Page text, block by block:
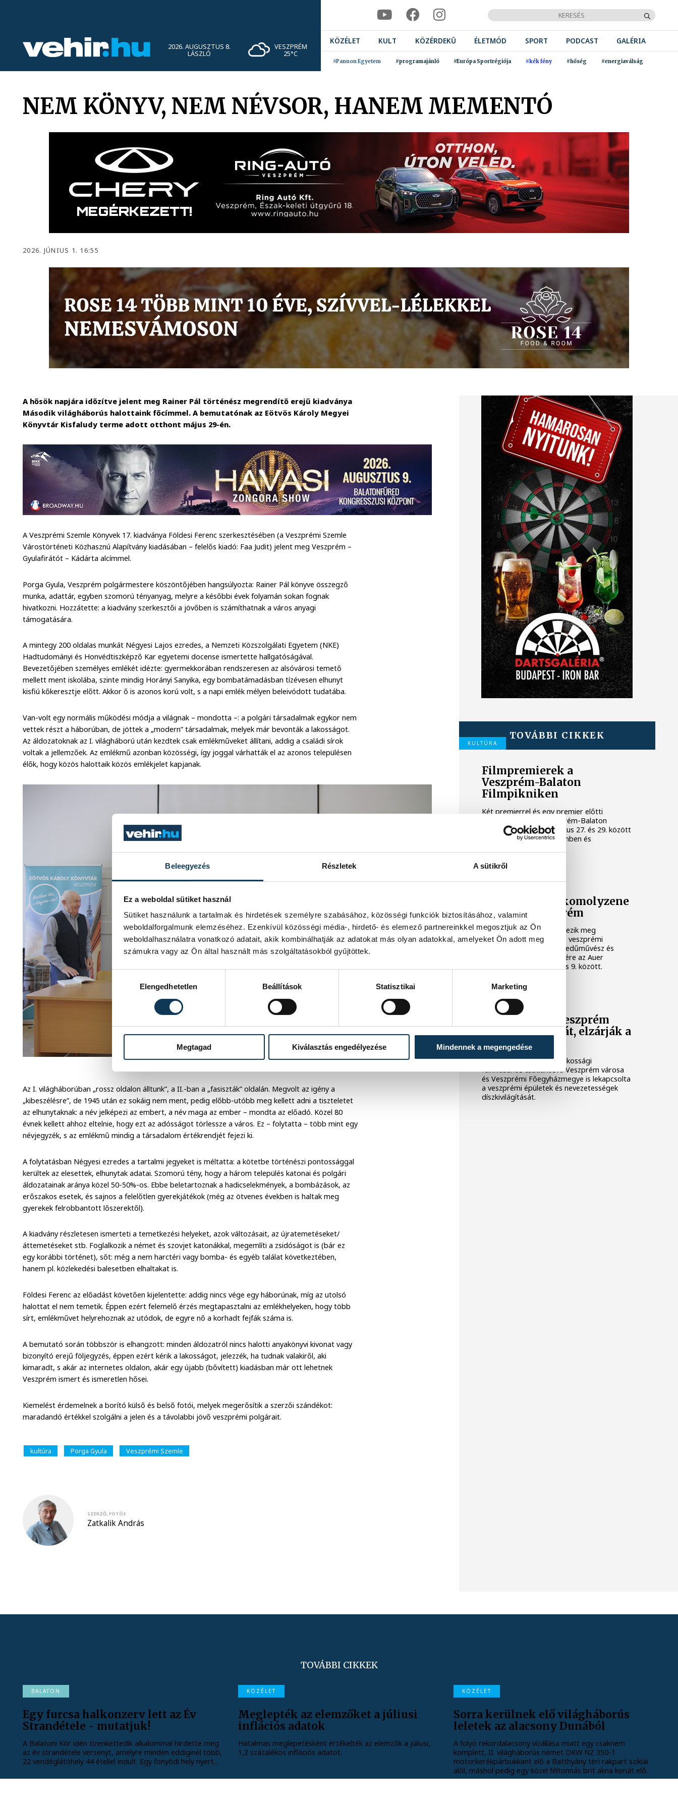
Beleegyezés Részletek A sütikről
Ez a weboldal sütiket használ
Sütiket használunk a tartalmak és hirdetések személyre szabásához, közösségi funkciók biztosításához, valamint
weboldalforgalmunk elemzéséhez. Ezenkívül közösségi média-, hirdető- és elemező partnereinkkel megosztjuk az Ön
weboldalhasználatra vonatkozó adatait, akik kombinálhatják az adatokat más olyan adatokkal, amelyeket Ön adott meg
számukra vagy az Ön által használt más szolgáltatásokból gyűjtöttek.
Elengedhetetlen
Beállítások Statisztikai Marketing
Megtagad Kiválasztás engedélyezése Mindennek a megengedése
2026. AUGUSZTUS 8.
LÁSZLÓ
VESZPRÉM
25°C
KÖZÉLET KULT KÖZÉRDEKŰ ÉLETMÓD SPORT PODCAST GALÉRIA
#Pannon Egyetem #programajánló #Európa Sportrégiója #kék fény #hőség #energiaválság
NEM KÖNYV, NEM NÉVSOR, HANEM MEMENTÓ
2026. JÚNIUS 1. 16:55
A hősök napjára időzítve jelent meg Rainer Pál történész megrendítő erejű kiadványa
Második világháborús halottaink főcímmel. A bemutatónak az Eötvös Károly Megyei
Könyvtár Kisfaludy terme adott otthont május 29-én.
A Veszprémi Szemle Könyvek 17. kiadványa Földesi Ferenc szerkesztésében (a Veszprémi Szemle
Várostörténeti Közhasznú Alapítvány kiadásában – felelős kiadó: Faa Judit) jelent meg Veszprém –
Gyulafirátót – Kádárta alcímmel.
Porga Gyula, Veszprém polgármestere köszöntőjében hangsúlyozta: Rainer Pál könyve összegző
munka, adattár, egyben szomorú tényanyag, melyre a későbbi évek folyamán sokan fognak
hivatkozni. Hozzátette: a kiadvány szerkesztői a jövőben is számíthatnak a város anyagi
támogatására.
A mintegy 200 oldalas munkát Négyesi Lajos ezredes, a Nemzeti Közszolgálati Egyetem (NKE)
Hadtudományi és Honvédtiszképző Kar egyetemi docense ismertette hallgatóságával.
Bevezetőjében személyes emlékét idézte: gyermekkorában rendszeresen az alsóvárosi temető
mellett ment iskolába, szinte mindig Horányi Sanyika, egy bombatámadásban tízévesen elhunyt
kisfiú kőkeresztje előtt. Akkor ő is azonos korú volt, s a napi emlék mélyen beleivódott tudatába.
Van-volt egy normális működési módja a világnak – mondotta –: a polgári társadalmak egykor nem
vettek részt a háborúban, de jöttek a „modern” társadalmak, melyek már bevonták a lakosságot.
Az áldozatoknak az I. világháború után kezdtek csak emlékműveket állítani, addig a családi sírok
voltak a jellemzőek. Az emlékmű azonban közösségi, így joggal várhatták el az azonos településen
élők, hogy közös halottaik közös emlékjelet kapjanak.
Földes Ferenc, Négyesi Lajos, Porga Gyula, Rainer Pál, Faa Judit
Az I. világháborúban „rossz oldalon álltunk”, a II.-ban a „fasiszták” oldalán. Megvolt az igény a
„kibeszélésre”, de 1945 után ez sokáig nem ment, pedig előbb-utóbb meg kellett adni a tiszteletet
az elhunytaknak: a név jelképezi az embert, a név maga az ember – mondta az előadó. Közel 80
évnek kellett ahhoz eltelnie, hogy ezt az adósságot törlessze a város. Ez – folytatta – több mint egy
névjegyzék, s az emlékmű mindig a társadalom értékrendjét fejezi ki.
A folytatásban Négyesi ezredes a tartalmi jegyeket is méltatta: a kötetbe történészi pontossággal
kerültek az elesettek, elhunytak adatai. Szomorú tény, hogy a három település katonai és polgári
áldozatainak aránya közel 50-50%-os. Ebbe beletartoznak a hadicselekmények, a bombázások, az
erőszakos esetek, és sajnos a felelőtlen gyerekjátékok (még az ötvenes években is haltak meg
gyerekek felrobbantott lőszerektől).
A kiadvány részletesen ismerteti a temetkezési helyeket, azok változásait, az újratemetéseket/
áttemetéseket stb. Foglalkozik a német és szovjet katonákkal, megemlíti a zsidóságot is (bár ez
egy korábbi történet), sőt: még a nem harctéri vagy bomba- és egyéb találat következtében,
hanem pl. közlekedési balesetben elhaltakat is.
Földesi Ferenc az előadást követően kijelentette: addig nincs vége egy háborúnak, míg az utolsó
halottat el nem temetik. Éppen ezért felemelő érzés megtapasztalni az emlékhelyeken, hogy több
sírt, emlékművet helyrehoznak az utódok, de egyre nő a korhadt fejfák száma is.
A bemutató során többször is elhangzott: minden áldozatról nincs halotti anyakönyvi kivonat vagy
bizonyító erejű följegyzés, éppen ezért kérik a lakosságot, jelezzék, ha tudnak valakiről, aki
kimaradt, s akár az internetes oldalon, akár egy újabb (bővített) kiadásban már ott lehetnek
Veszprém ismert és ismeretlen hősei.
Kiemelést érdemelnek a borító külső és belső fotói, melyek megerősítik a szerzői szándékot:
maradandó értékkel szolgálni a jelen és a távolabbi jövő veszprémi polgárait.
kultúra Porga Gyula Veszprémi Szemle
SZERZŐ, FOTÓS
Zatkalik András
TOVÁBBI CIKKEK
KULTÚRA
Filmpremierek a
Veszprém-Balaton
Filmpikniken
Két premierrel és egy premier előtti
vetítéssel készül a Veszprém-Balaton
Filmpiknik, amely augusztus 27. és 29. között
várja a nézőket Veszprémben és
Ezen a héten a komolyzene
fővárosa Veszprém
Idén 12. alkalommal rendezik meg
Veszprémben a világhírű, veszprémi
születésű Auer Lipót hegedűművész és
zenepedagógus tiszteletére az Auer
Fesztivált, augusztus 3. és 9. között.
Lekapcsolják Veszprém
díszkivilágítását, elzárják a
szökőkutakat
A kormány energiatakarékossági
felhívásához csatlakozva Veszprém városa
és Veszprémi Főegyházmegye is lekapcsolta
a veszprémi épületek és nevezetességek
díszkivilágítását.
TOVÁBBI CIKKEK
BALATON
Egy furcsa halkonzerv lett az Év
Strandétele - mutatjuk!
A Balatoni Kör idén tizenkettedik alkalommal hirdette meg
az év strandétele versenyt, amelyre minden eddiginél több,
22 vendéglátóhely 44 étellel indult. Egy fonyódi hely nyert...
KÖZÉLET
Meglepték az elemzőket a júliusi
inflációs adatok
Hatalmas meglepetésként értékelték az elemzők a júliusi,
1,2 százalékos inflációs adatot.
KÖZÉLET
Sorra kerülnek elő világháborús
leletek az alacsony Dunából
A folyó rekordalacsony vízállása miatt egy csaknem
komplett, II. világháborús német DKW NZ 350-1
motorkerékpárbukkant elő a Batthyány téri rakpart sziklái
alól, máshol pedig egy közel féltonnás brit akna került elő.